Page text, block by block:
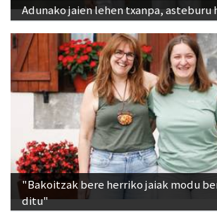
Adunako jaien lehen txanpa, asteburu
"Bakoitzak bere herriko jaiak modu
ditu"